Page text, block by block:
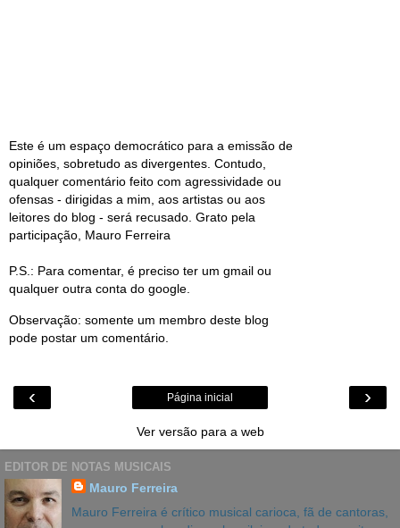
Este é um espaço democrático para a emissão de
opiniões, sobretudo as divergentes. Contudo,
qualquer comentário feito com agressividade ou
ofensas - dirigidas a mim, aos artistas ou aos
leitores do blog - será recusado. Grato pela
participação, Mauro Ferreira
P.S.: Para comentar, é preciso ter um gmail ou
qualquer outra conta do google.
Observação: somente um membro deste blog
pode postar um comentário.
‹ ›
Página inicial
Ver versão para a web
EDITOR DE NOTAS MUSICAIS
Mauro Ferreira
Mauro Ferreira é crítico musical carioca, fã de cantoras,